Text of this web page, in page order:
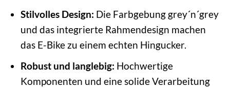
Stilvolles Design: Die Farbgebung grey´n´grey
und das integrierte Rahmendesign machen
das E-Bike zu einem echten Hingucker.
Robust und langlebig: Hochwertige
Komponenten und eine solide Verarbeitung